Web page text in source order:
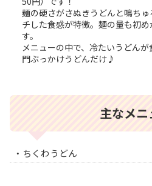
麺の硬さがさぬきうどんと鳴ち
チした食感が特徴。麺の量も初
す。
メニューの中で、冷たいうどん
門ぶっかけうどんだけ♪
主なメニ
・ちくわうどん